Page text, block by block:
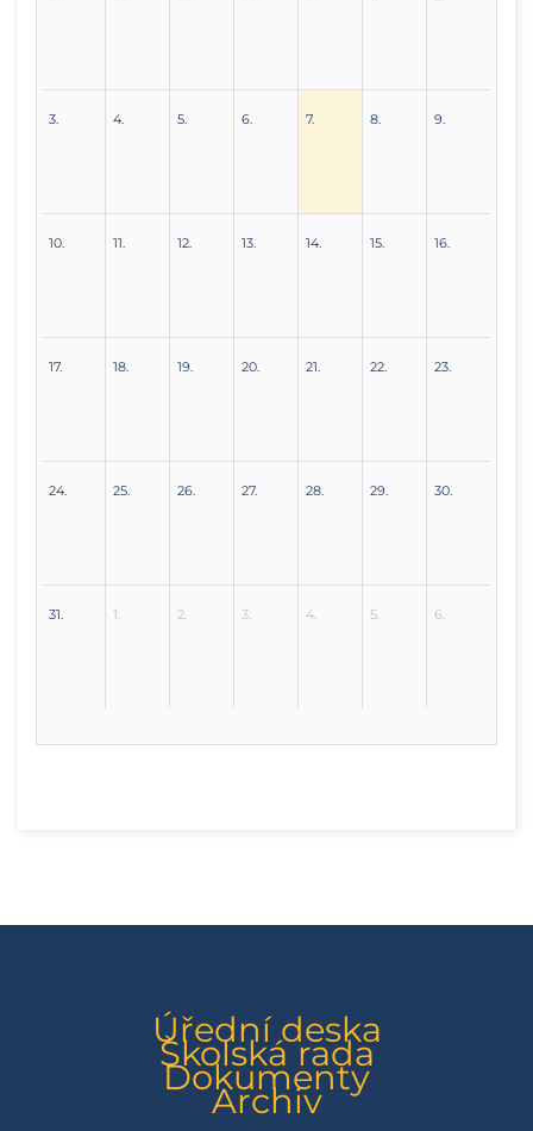
3. 4. 5. 6. 7. 8. 9.
10. 11. 12. 13. 14. 15. 16.
17. 18. 19. 20. 21. 22. 23.
24. 25. 26. 27. 28. 29. 30.
31. 1. 2. 3. 4. 5. 6.
Úřední deska
Školská rada
Dokumenty
Archiv